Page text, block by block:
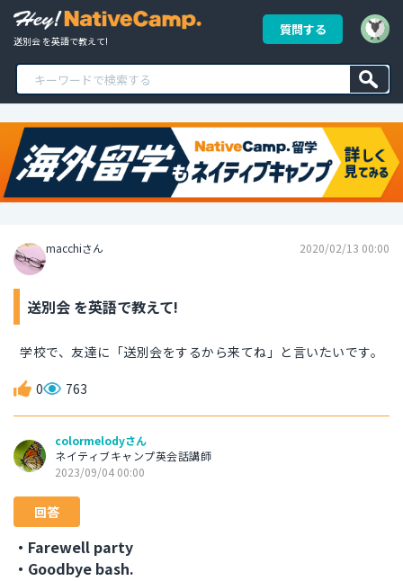
送別会 を英語で教えて!
質問する
macchiさん 2020/02/13 00:00
送別会 を英語で教えて!
学校で、友達に「送別会をするから来てね」と言いたいです。
0 763
colormelodyさん
ネイティブキャンプ英会話講師
2023/09/04 00:00
回答
・Farewell party
・Goodbye bash.